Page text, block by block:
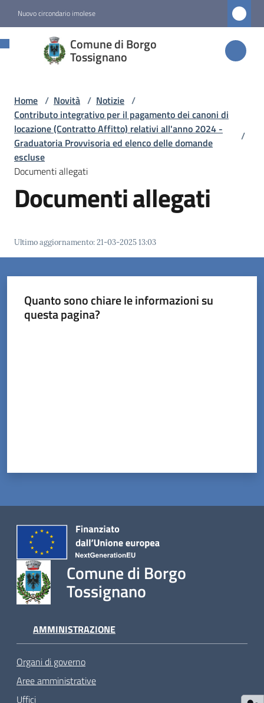
Nuovo circondario imolese
Comune di Borgo
Tossignano
Comune di
Borgo
Amministrazione
Novità
Menu selezionato
Servizi
Vivere
Home / Novità / Notizie /
Contributo integrativo per il pagamento dei canoni di
locazione (Contratto Affitto) relativi all'anno 2024 -
Graduatoria Provvisoria ed elenco delle domande
escluse
/
Documenti allegati
Documenti allegati
Ultimo aggiornamento:21-03-2025 13:03
Quanto sono chiare le informazioni su
questa pagina?
Comune di Borgo
Tossignano
AMMINISTRAZIONE
Organi di governo
Aree amministrative
Uffici